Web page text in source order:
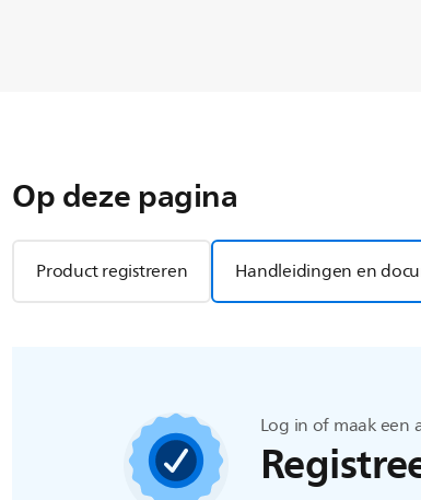
Op deze pagina
Product registreren Handleidingen en
Log in of maak een